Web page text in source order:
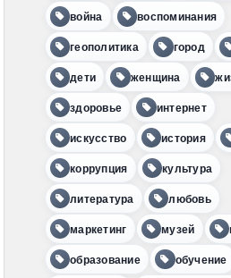
война воспоминания
геополитика город
дети женщина
здоровье интернет
искусство история
коррупция культура
литература любовь
маркетинг музей
образование обучение